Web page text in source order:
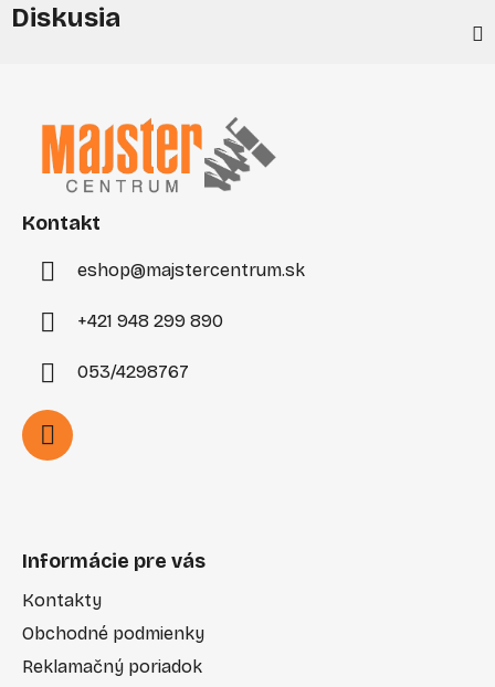
Diskusia
Kontakt
eshop@majstercentrum.sk
+421 948 299 890
053/4298767
Informácie pre vás
Kontakty
Obchodné podmienky
Reklamačný poriadok